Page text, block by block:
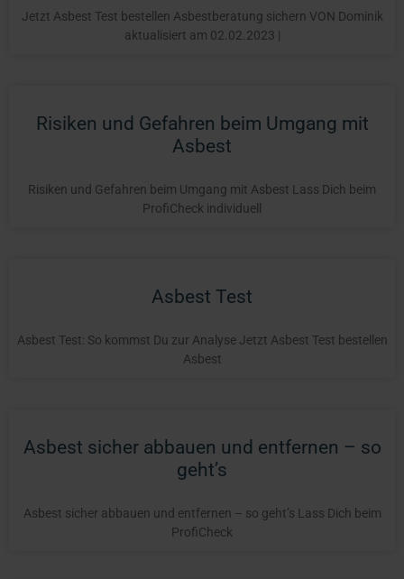
Jetzt Asbest Test bestellen Asbestberatung sichern VON Dominik
aktualisiert am 02.02.2023 |
Risiken und Gefahren beim Umgang mit
Asbest
Risiken und Gefahren beim Umgang mit Asbest Lass Dich beim
ProfiCheck individuell
Asbest Test
Asbest Test: So kommst Du zur Analyse Jetzt Asbest Test bestellen
Asbest
Asbest sicher abbauen und entfernen – so
geht’s
Asbest sicher abbauen und entfernen – so geht’s Lass Dich beim
ProfiCheck